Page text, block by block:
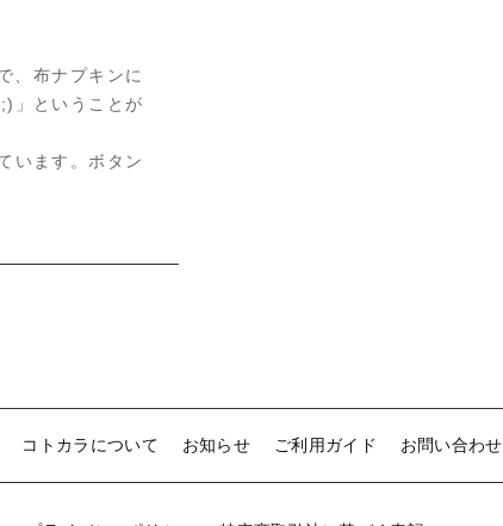
、布ナプキンに
」ということが
います。ボタン
コトカラについて お知らせ ご利用ガイド お問い合わせ